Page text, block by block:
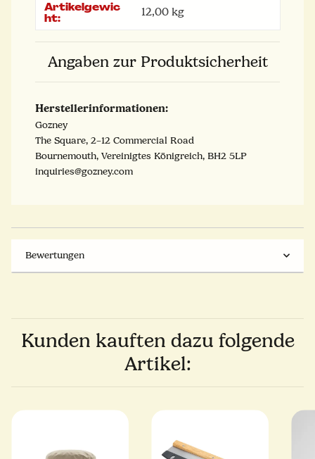
Artikelgewic
ht:
12,00 kg
Angaben zur Produktsicherheit
Herstellerinformationen:
Gozney
The Square, 2–12 Commercial Road
Bournemouth, Vereinigtes Königreich, BH2 5LP
inquiries@gozney.com
Bewertungen
Kunden kauften dazu folgende
Artikel: